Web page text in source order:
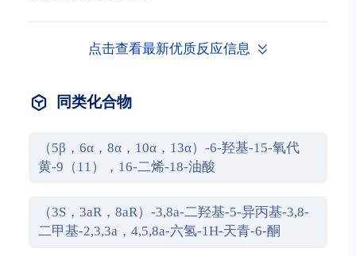
点击查看最新优质反应信息
同类化合物
（5β，6α，8α，10α，13α）-6-羟基-15-氧代
黄-9（11），16-二烯-18-油酸
（3S，3aR，8aR）-3,8a-二羟基-5-异丙基-3,8-
二甲基-2,3,3a，4,5,8a-六氢-1H-天青-6-酮